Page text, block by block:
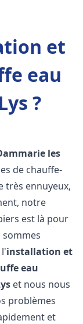
et
eau
?
les
de chauffe-
très ennuyeux,
notre
est là pour
sommes
installation et
eau
et nous nous
problèmes
et